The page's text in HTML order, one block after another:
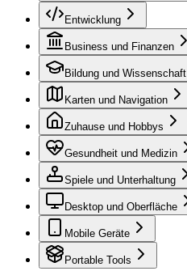
Entwicklung
Business und Finanzen
Bildung und Wissenschaft
Karten und Navigation
Zuhause und Hobbys
Gesundheit und Medizin
Spiele und Unterhaltung
Desktop und Oberfläche
Mobile Geräte
Portable Tools